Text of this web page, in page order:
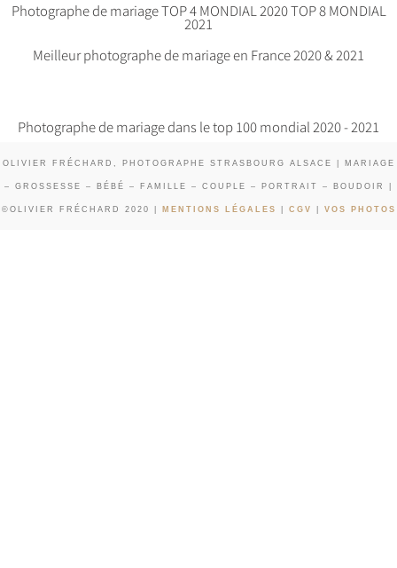
Photographe de mariage TOP 4 MONDIAL 2020 TOP 8 MONDIAL
2021
Meilleur photographe de mariage en France 2020 & 2021
Photographe de mariage dans le top 100 mondial 2020 - 2021
OLIVIER FRÉCHARD, PHOTOGRAPHE STRASBOURG ALSACE | MARIAGE
– GROSSESSE – BÉBÉ – FAMILLE – COUPLE – PORTRAIT – BOUDOIR |
©OLIVIER FRÉCHARD 2020 | MENTIONS LÉGALES CGV VOS PHOTOS